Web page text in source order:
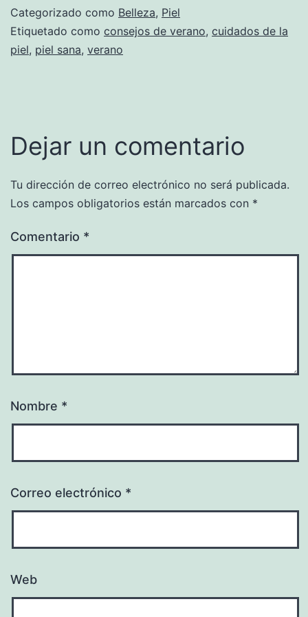
Categorizado como Belleza, Piel
Etiquetado como consejos de verano, cuidados de la
piel, piel sana, verano
Dejar un comentario
Tu dirección de correo electrónico no será publicada.
Los campos obligatorios están marcados con *
Comentario *
Nombre *
Correo electrónico *
Web